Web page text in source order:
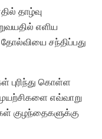
தாழ்வு
எளிய
சந்திப்பது
கொள்ள
எவ்வாறு
குழந்தைகளுக்கு